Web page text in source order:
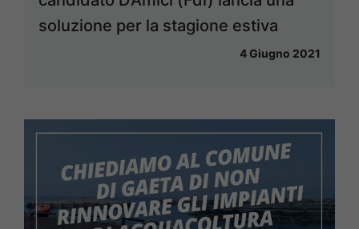
soluzione per la stagione estiva
4 Giugno 2021